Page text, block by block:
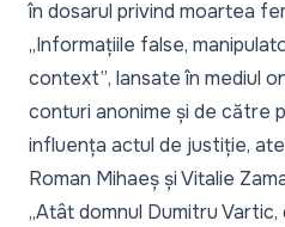
în dosarul privind moartea
„Informațiile false,
context”, lansate în mediul
conturi anonime și de către
influența actul de justiție,
Roman Mihaeș și Vitalie
„Atât domnul Dumitru